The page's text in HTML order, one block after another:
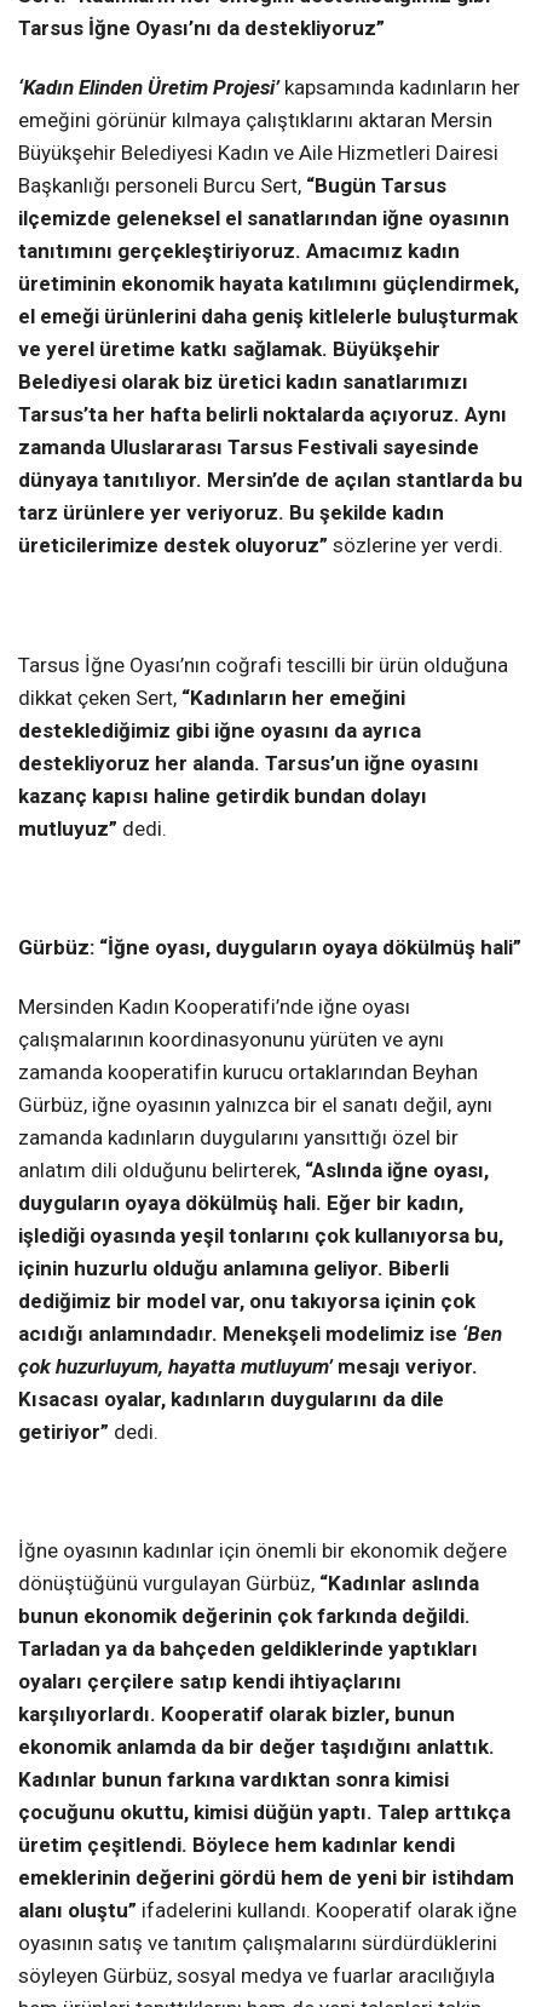
Tarsus İğne Oyası’nı da destekliyoruz”
‘Kadın Elinden Üretim Projesi’kapsamında kadınların her
emeğini görünür kılmaya çalıştıklarını aktaran Mersin
Büyükşehir Belediyesi Kadın ve Aile Hizmetleri Dairesi
Başkanlığı personeli Burcu Sert, “Bugün Tarsus
ilçemizde geleneksel el sanatlarından iğne oyasının
tanıtımını gerçekleştiriyoruz. Amacımız kadın
üretiminin ekonomik hayata katılımını güçlendirmek,
el emeği ürünlerini daha geniş kitlelerle buluşturmak
ve yerel üretime katkı sağlamak. Büyükşehir
Belediyesi olarak biz üretici kadın sanatlarımızı
Tarsus’ta her hafta belirli noktalarda açıyoruz. Aynı
zamanda Uluslararası Tarsus Festivali sayesinde
dünyaya tanıtılıyor. Mersin’de de açılan stantlarda bu
tarz ürünlere yer veriyoruz. Bu şekilde kadın
üreticilerimize destek oluyoruz” sözlerine yer verdi.
Tarsus İğne Oyası’nın coğrafi tescilli bir ürün olduğuna
dikkat çeken Sert, “Kadınların her emeğini
desteklediğimiz gibi iğne oyasını da ayrıca
destekliyoruz her alanda. Tarsus’un iğne oyasını
kazanç kapısı haline getirdik bundan dolayı
mutluyuz” dedi.
Gürbüz: “İğne oyası, duyguların oyaya dökülmüş hali”
Mersinden Kadın Kooperatifi’nde iğne oyası
çalışmalarının koordinasyonunu yürüten ve aynı
zamanda kooperatifin kurucu ortaklarından Beyhan
Gürbüz, iğne oyasının yalnızca bir el sanatı değil, aynı
zamanda kadınların duygularını yansıttığı özel bir
anlatım dili olduğunu belirterek, “Aslında iğne oyası,
duyguların oyaya dökülmüş hali. Eğer bir kadın,
işlediği oyasında yeşil tonlarını çok kullanıyorsa bu,
içinin huzurlu olduğu anlamına geliyor. Biberli
dediğimiz bir model var, onu takıyorsa içinin çok
acıdığı anlamındadır. Menekşeli modelimiz ise ‘Ben
çok huzurluyum, hayatta mutluyum’mesajı veriyor.
Kısacası oyalar, kadınların duygularını da dile
getiriyor” dedi.
İğne oyasının kadınlar için önemli bir ekonomik değere
dönüştüğünü vurgulayan Gürbüz, “Kadınlar aslında
bunun ekonomik değerinin çok farkında değildi.
Tarladan ya da bahçeden geldiklerinde yaptıkları
oyaları çerçilere satıp kendi ihtiyaçlarını
karşılıyorlardı. Kooperatif olarak bizler, bunun
ekonomik anlamda da bir değer taşıdığını anlattık.
Kadınlar bunun farkına vardıktan sonra kimisi
çocuğunu okuttu, kimisi düğün yaptı. Talep arttıkça
üretim çeşitlendi. Böylece hem kadınlar kendi
emeklerinin değerini gördü hem de yeni bir istihdam
alanı oluştu” ifadelerini kullandı. Kooperatif olarak iğne
oyasının satış ve tanıtım çalışmalarını sürdürdüklerini
söyleyen Gürbüz, sosyal medya ve fuarlar aracılığıyla